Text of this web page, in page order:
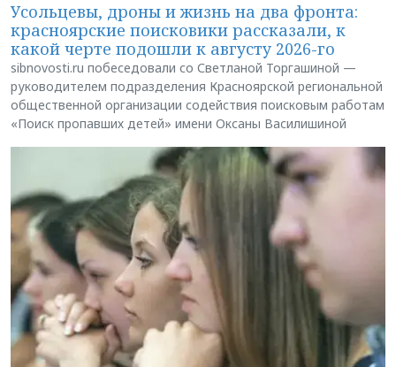
Усольцевы, дроны и жизнь на два фронта:
красноярские поисковики рассказали, к
какой черте подошли к августу 2026-го
sibnovosti.ru побеседовали со Светланой Торгашиной —
руководителем подразделения Красноярской региональной
общественной организации содействия поисковым работам
«Поиск пропавших детей» имени Оксаны Василишиной